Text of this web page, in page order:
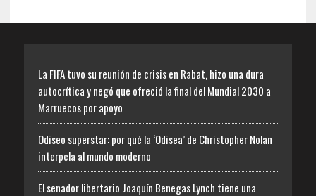
La FIFA tuvo su reunión de crisis en Rabat, hizo una dura
autocrítica y negó que ofreció la final del Mundial 2030 a
Marruecos por apoyo
Odiseo superstar: por qué la ‘Odisea’ de Christopher Nolan
interpela al mundo moderno
El senador libertario Joaquín Benegas Lynch tiene una